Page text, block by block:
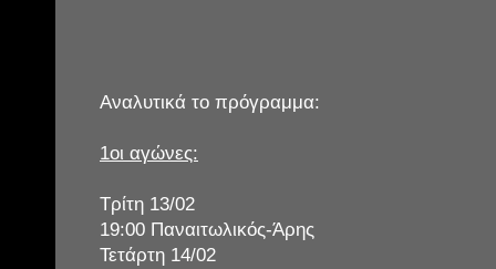
Αναλυτικά το πρόγραμμα:
1οι αγώνες:
Τρίτη 13/02
19:00 Παναιτωλικός-Άρης
Τετάρτη 14/02